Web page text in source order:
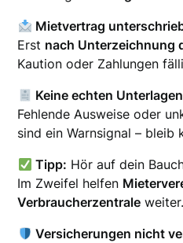
Mietvertrag
Erst nach Unterzeichnung
Kaution oder Zahlungen
Keine echten
Fehlende Ausweise oder
sind ein Warnsignal – bleib
Tipp: Hör auf dein
Im Zweifel helfen
Verbraucherzentrale weiter.
Versicherungen nicht